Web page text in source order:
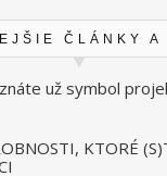
ČLÁNKY A
už symbol
KTORÉ